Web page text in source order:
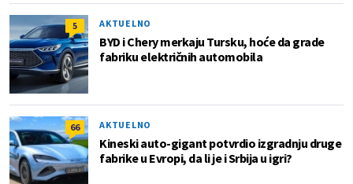
5 AKTUELNO
BYD i Chery merkaju Tursku, hoće da grade
fabriku električnih automobila
66 AKTUELNO
Kineski auto-gigant potvrdio izgradnju druge
fabrike u Evropi, da li je i Srbija u igri?